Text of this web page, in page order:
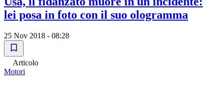
lei posa in foto con il suo ologramma
25 Nov 2018 - 08:28
Articolo
Motori